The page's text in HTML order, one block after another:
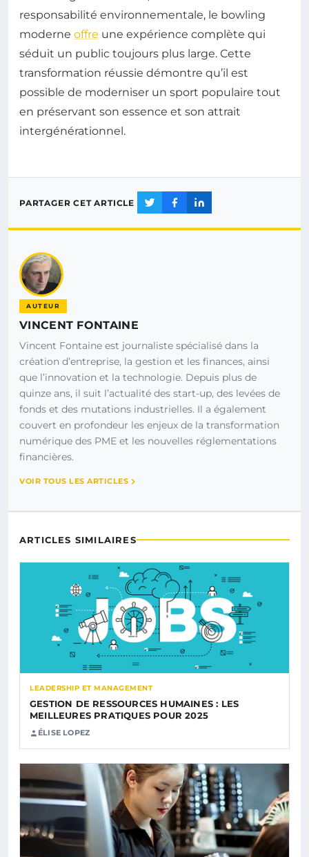
responsabilité environnementale, le bowling
moderne offre une expérience complète qui
séduit un public toujours plus large. Cette
transformation réussie démontre qu’il est
possible de moderniser un sport populaire tout
en préservant son essence et son attrait
intergénérationnel.
PARTAGER CET ARTICLE
AUTEUR
VINCENT FONTAINE
Vincent Fontaine est journaliste spécialisé dans la
création d’entreprise, la gestion et les finances, ainsi
que l’innovation et la technologie. Depuis plus de
quinze ans, il suit l’actualité des start-up, des levées de
fonds et des mutations industrielles. Il a également
couvert en profondeur les enjeux de la transformation
numérique des PME et les nouvelles réglementations
financières.
VOIR TOUS LES ARTICLES
ARTICLES SIMILAIRES
LEADERSHIP ET MANAGEMENT
GESTION DE RESSOURCES HUMAINES : LES
MEILLEURES PRATIQUES POUR 2025
ÉLISE LOPEZ